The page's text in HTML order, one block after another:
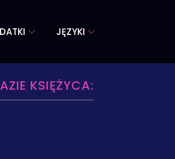
JĘZYKI
KSIĘŻYCA: